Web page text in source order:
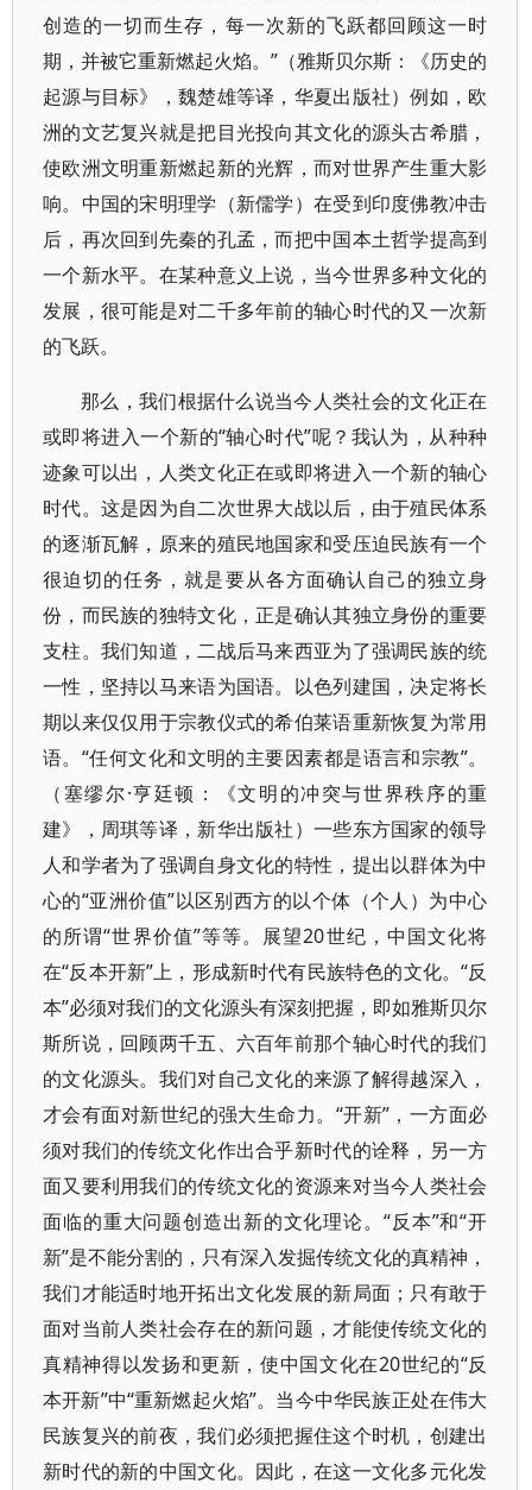
创造的一切而生存，每一次新的飞跃都回顾这一时
期，并被它重新燃起火焰。”（雅斯贝尔斯：《历史的
起源与目标》，魏楚雄等译，华夏出版社）例如，欧
洲的文艺复兴就是把目光投向其文化的源头古希腊，
使欧洲文明重新燃起新的光辉，而对世界产生重大影
响。中国的宋明理学（新儒学）在受到印度佛教冲击
后，再次回到先秦的孔孟，而把中国本土哲学提高到
一个新水平。在某种意义上说，当今世界多种文化的
发展，很可能是对二千多年前的轴心时代的又一次新
的飞跃。
那么，我们根据什么说当今人类社会的文化正在
或即将进入一个新的“轴心时代”呢？我认为，从种种
迹象可以出，人类文化正在或即将进入一个新的轴心
时代。这是因为自二次世界大战以后，由于殖民体系
的逐渐瓦解，原来的殖民地国家和受压迫民族有一个
很迫切的任务，就是要从各方面确认自己的独立身
份，而民族的独特文化，正是确认其独立身份的重要
支柱。我们知道，二战后马来西亚为了强调民族的统
一性，坚持以马来语为国语。以色列建国，决定将长
期以来仅仅用于宗教仪式的希伯莱语重新恢复为常用
语。“任何文化和文明的主要因素都是语言和宗教”。
（塞缪尔·亨廷顿：《文明的冲突与世界秩序的重
建》，周琪等译，新华出版社）一些东方国家的领导
人和学者为了强调自身文化的特性，提出以群体为中
心的“亚洲价值”以区别西方的以个体（个人）为中心
的所谓“世界价值”等等。展望20世纪，中国文化将
在“反本开新”上，形成新时代有民族特色的文化。“反
本”必须对我们的文化源头有深刻把握，即如雅斯贝尔
斯所说，回顾两千五、六百年前那个轴心时代的我们
的文化源头。我们对自己文化的来源了解得越深入，
才会有面对新世纪的强大生命力。“开新”，一方面必
须对我们的传统文化作出合乎新时代的诠释，另一方
面又要利用我们的传统文化的资源来对当今人类社会
面临的重大问题创造出新的文化理论。“反本”和“开
新”是不能分割的，只有深入发掘传统文化的真精神，
我们才能适时地开拓出文化发展的新局面；只有敢于
面对当前人类社会存在的新问题，才能使传统文化的
真精神得以发扬和更新，使中国文化在20世纪的“反
本开新”中“重新燃起火焰”。当今中华民族正处在伟大
民族复兴的前夜，我们必须把握住这个时机，创建出
新时代的新的中国文化。因此，在这一文化多元化发